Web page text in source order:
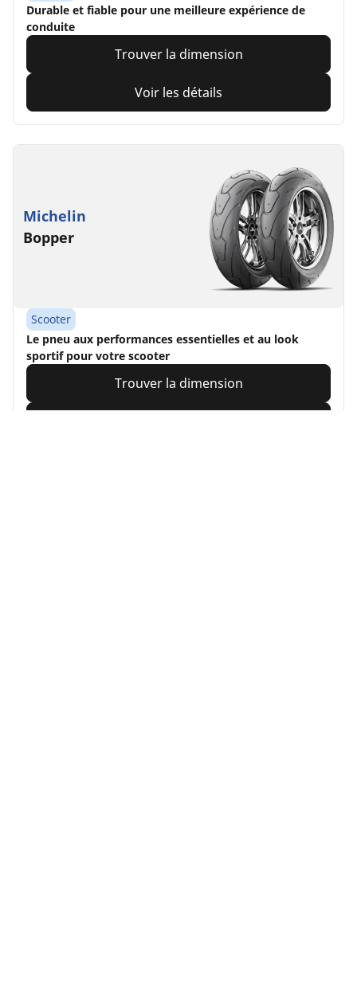
Durable et fiable pour une meilleure expérience de
conduite
Trouver la dimension
Voir les détails
Michelin
Bopper
Scooter
Le pneu aux performances essentielles et au look
sportif pour votre scooter
Trouver la dimension